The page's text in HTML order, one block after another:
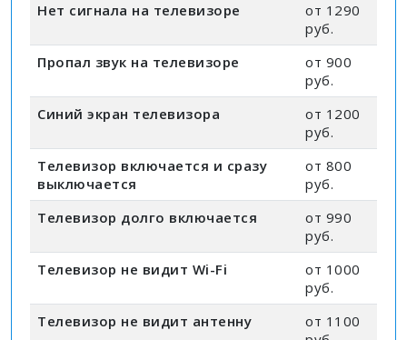
Нет сигнала на телевизоре
от 1290
руб.
Пропал звук на телевизоре
от 900
руб.
Синий экран телевизора
от 1200
руб.
Телевизор включается и сразу
выключается
от 800
руб.
Телевизор долго включается
от 990
руб.
Телевизор не видит Wi-Fi
от 1000
руб.
Телевизор не видит антенну
от 1100